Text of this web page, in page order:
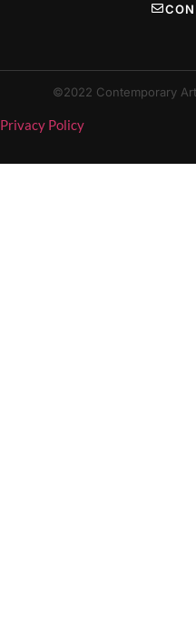
©2022 Contemporary
Privacy Policy